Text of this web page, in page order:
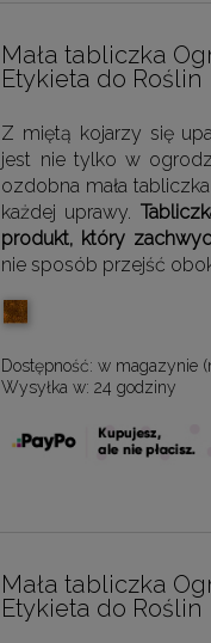
Mała tabliczka
Etykieta do Roślin
Z miętą kojarzy się
jest nie tylko w
ozdobna mała
każdej uprawy.
produkt, który
nie sposób przejść
Dostępność: w magazynie
Wysyłka w: 24 godziny
Mała tabliczka
Etykieta do Roślin